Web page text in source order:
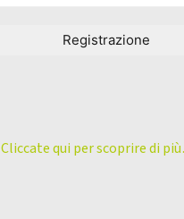
Cliccate qui per scoprire di